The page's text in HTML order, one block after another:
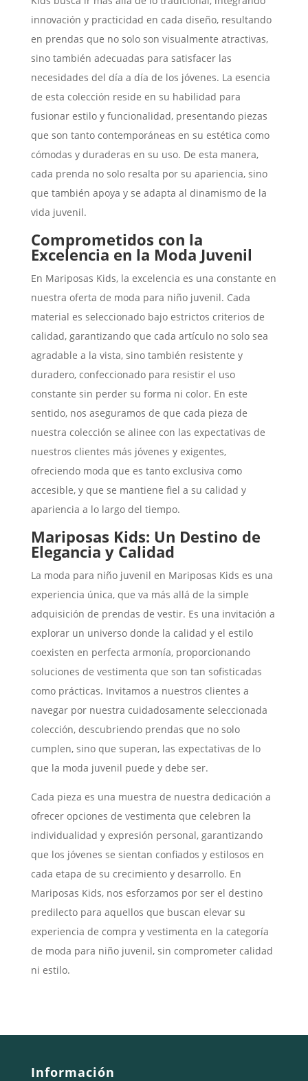
innovación y practicidad en cada diseño, resultando
en prendas que no solo son visualmente atractivas,
sino también adecuadas para satisfacer las
necesidades del día a día de los jóvenes. La esencia
de esta colección reside en su habilidad para
fusionar estilo y funcionalidad, presentando piezas
que son tanto contemporáneas en su estética como
cómodas y duraderas en su uso. De esta manera,
cada prenda no solo resalta por su apariencia, sino
que también apoya y se adapta al dinamismo de la
vida juvenil.
Comprometidos con la
Excelencia en la Moda Juvenil
En Mariposas Kids, la excelencia es una constante en
nuestra oferta de moda para niño juvenil. Cada
material es seleccionado bajo estrictos criterios de
calidad, garantizando que cada artículo no solo sea
agradable a la vista, sino también resistente y
duradero, confeccionado para resistir el uso
constante sin perder su forma ni color. En este
sentido, nos aseguramos de que cada pieza de
nuestra colección se alinee con las expectativas de
nuestros clientes más jóvenes y exigentes,
ofreciendo moda que es tanto exclusiva como
accesible, y que se mantiene fiel a su calidad y
apariencia a lo largo del tiempo.
Mariposas Kids: Un Destino de
Elegancia y Calidad
La moda para niño juvenil en Mariposas Kids es una
experiencia única, que va más allá de la simple
adquisición de prendas de vestir. Es una invitación a
explorar un universo donde la calidad y el estilo
coexisten en perfecta armonía, proporcionando
soluciones de vestimenta que son tan sofisticadas
como prácticas. Invitamos a nuestros clientes a
navegar por nuestra cuidadosamente seleccionada
colección, descubriendo prendas que no solo
cumplen, sino que superan, las expectativas de lo
que la moda juvenil puede y debe ser.
Cada pieza es una muestra de nuestra dedicación a
ofrecer opciones de vestimenta que celebren la
individualidad y expresión personal, garantizando
que los jóvenes se sientan confiados y estilosos en
cada etapa de su crecimiento y desarrollo. En
Mariposas Kids, nos esforzamos por ser el destino
predilecto para aquellos que buscan elevar su
experiencia de compra y vestimenta en la categoría
de moda para niño juvenil, sin comprometer calidad
ni estilo.
Información